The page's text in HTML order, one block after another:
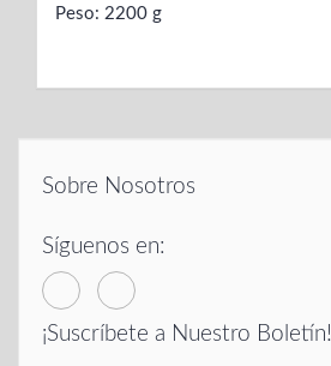
Peso: 2200 g
Sobre Nosotros
Síguenos en:
¡Suscríbete a Nuestro Boletín!